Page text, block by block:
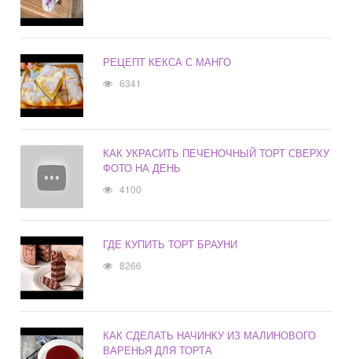
РЕЦЕПТ КЕКСА С МАНГО
6341
КАК УКРАСИТЬ ПЕЧЕНОЧНЫЙ ТОРТ СВЕРХУ
ФОТО НА ДЕНЬ
4100
ГДЕ КУПИТЬ ТОРТ БРАУНИ
8266
КАК СДЕЛАТЬ НАЧИНКУ ИЗ МАЛИНОВОГО
ВАРЕНЬЯ ДЛЯ ТОРТА